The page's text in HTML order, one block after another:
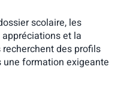
scolaire, les
et la
des profils
une formation exigeante